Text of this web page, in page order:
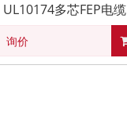
多芯FEP电缆
询价